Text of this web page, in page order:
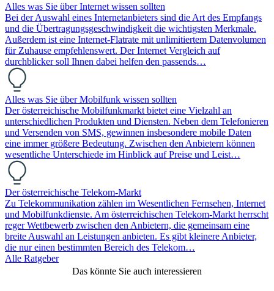
Alles was Sie über Internet wissen sollten
Bei der Auswahl eines Internetanbieters sind die Art des Empfangs
und die Übertragungsgeschwindigkeit die wichtigsten Merkmale.
Außerdem ist eine Internet-Flatrate mit unlimitiertem Datenvolumen
für Zuhause empfehlenswert. Der Internet Vergleich auf
durchblicker soll Ihnen dabei helfen den passends…
Alles was Sie über Mobilfunk wissen sollten
Der österreichische Mobilfunkmarkt bietet eine Vielzahl an
unterschiedlichen Produkten und Diensten. Neben dem Telefonieren
und Versenden von SMS, gewinnen insbesondere mobile Daten
eine immer größere Bedeutung. Zwischen den Anbietern können
wesentliche Unterschiede im Hinblick auf Preise und Leist…
Der österreichische Telekom-Markt
Zu Telekommunikation zählen im Wesentlichen Fernsehen, Internet
und Mobilfunkdienste. Am österreichischen Telekom-Markt herrscht
reger Wettbewerb zwischen den Anbietern, die gemeinsam eine
breite Auswahl an Leistungen anbieten. Es gibt kleinere Anbieter,
die nur einen bestimmten Bereich des Telekom…
Alle Ratgeber
Das könnte Sie auch interessieren